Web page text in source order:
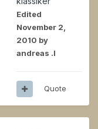
Edited
November 2,
2010 by
andreas .l
Quote